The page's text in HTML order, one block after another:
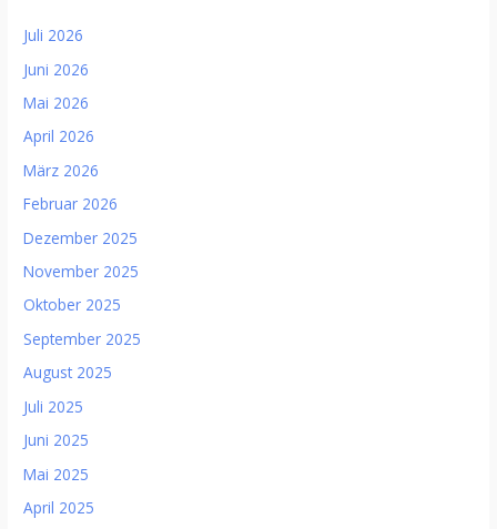
Juli 2026
Juni 2026
Mai 2026
April 2026
März 2026
Februar 2026
Dezember 2025
November 2025
Oktober 2025
September 2025
August 2025
Juli 2025
Juni 2025
Mai 2025
April 2025